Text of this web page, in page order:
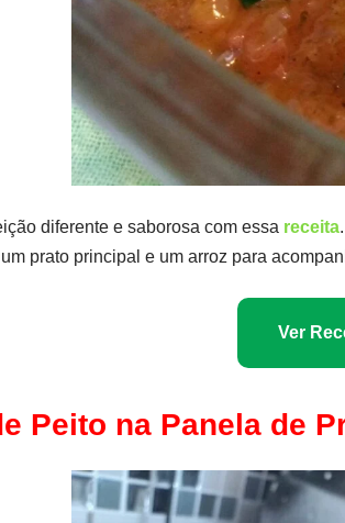
diferente e saborosa com essa receita
prato principal e um arroz para
Ver
Peito na Panela de